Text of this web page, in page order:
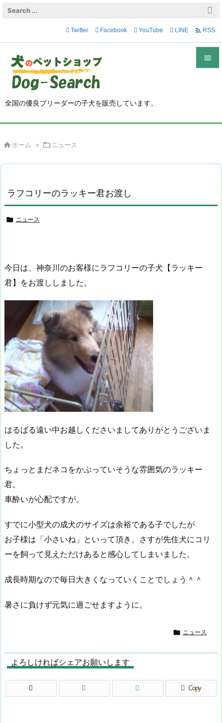
全国の優良ブリーダーの子犬を販売しています。

次へ
Twitter Facebook YouTube LINE  RSS
 ホーム >  ニュース
ラフコリーのラッキー君お渡し
 ニュース
今日は、神奈川のお客様にラフコリーの子犬【ラッキー
君】をお渡ししました。
はるばる遠い中お越しくださいましてありがとうございま
した。
ちょっとまだネコをかぶっていそうな雰囲気のラッキー
君。
車酔いが心配ですが。
すでに小型犬の成犬のサイズは余裕である子でしたが
お子様は「小さいね」といって頂き、さすが先住犬にコリ
ーを飼って見えただけあると感心してしまいました。
成長時期なので毎日大きくなっていくことでしょう＾＾
暑さに負けず元気に過ごせますように。
 ニュース
よろしければシェアお願いします
Copy